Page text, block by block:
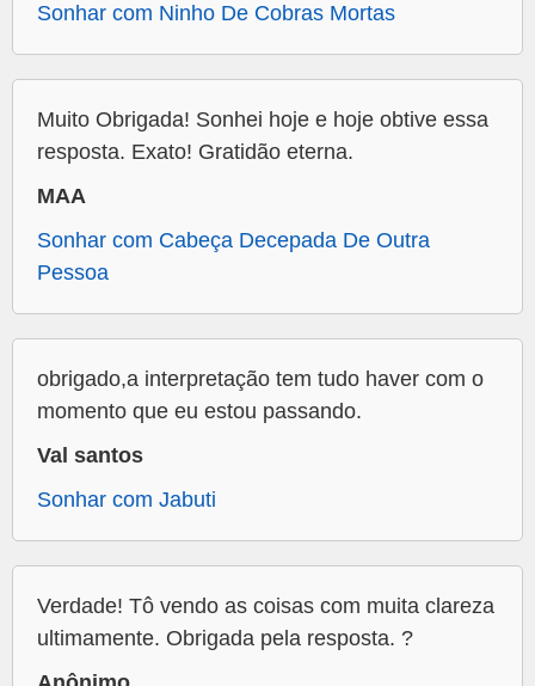
Sonhar com Ninho De Cobras Mortas
Muito Obrigada! Sonhei hoje e hoje obtive essa
resposta. Exato! Gratidão eterna.
MAA
Sonhar com Cabeça Decepada De Outra
Pessoa
obrigado,a interpretação tem tudo haver com o
momento que eu estou passando.
Val santos
Sonhar com Jabuti
Verdade! Tô vendo as coisas com muita clareza
ultimamente. Obrigada pela resposta. ?